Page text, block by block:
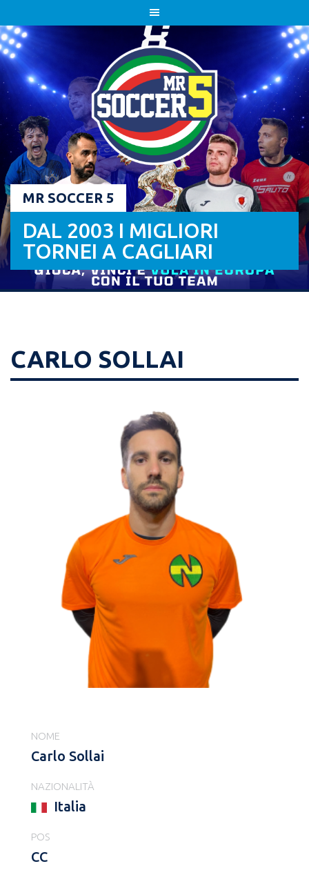
to
content
MR SOCCER 5
DAL 2003 I MIGLIORI
TORNEI A CAGLIARI
CARLO SOLLAI
NOME
Carlo Sollai
NAZIONALITÀ
Italia
POS
CC